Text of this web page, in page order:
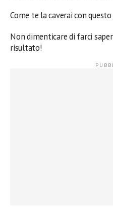
Come te la caverai con questo
Non dimenticare di farci
risultato!